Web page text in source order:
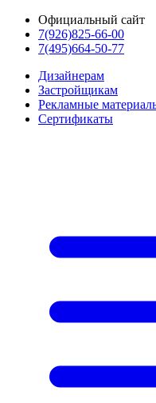
Официальный сайт
7(926)825-66-00
7(495)664-50-77
Дизайнерам
Застройщикам
Рекламные
Сертификаты